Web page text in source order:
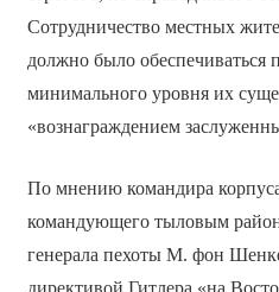
Сотрудничество местных
должно было обеспечиваться
минимального уровня их
«вознаграждением
По мнению командира
командующего тыловым
генерала пехоты М. фон